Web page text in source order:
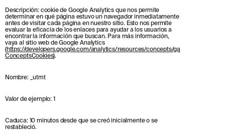
Descripción: cookie de Google Analytics que nos permite
determinar en qué página estuvo un navegador inmediatamente
antes de visitar cada página en nuestro sitio. Esto nos permite
evaluar la eficacia de los enlaces para ayudar a los usuarios a
encontrar la información que buscan. Para más información,
vaya al sitio web de Google Analytics
(https://developers.google.com/analytics/resources/concepts/ga
ConceptsCookies).
Nombre: _utmt
Valor de ejemplo: 1
Caduca: 10 minutos desde que se creó inicialmente o se
restableció.
WE ARE MOLINS GO TO CORPORATE SITE